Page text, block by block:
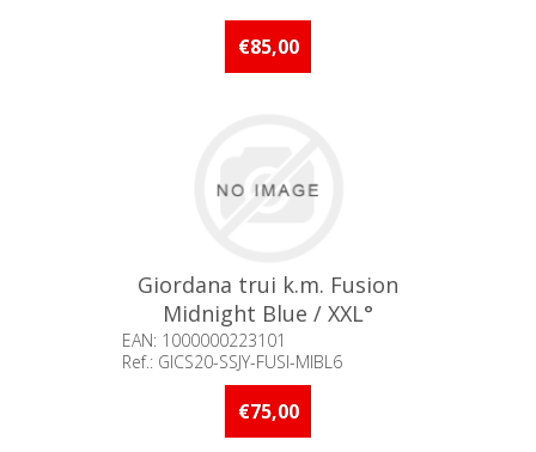
€85,00
Giordana trui k.m. Fusion
Midnight Blue / XXL°
EAN: 1000000223101
Ref.: GICS20-SSJY-FUSI-MIBL6
Beschikbaarheid:: Minder dan 5
stuks op voorraad
€75,00